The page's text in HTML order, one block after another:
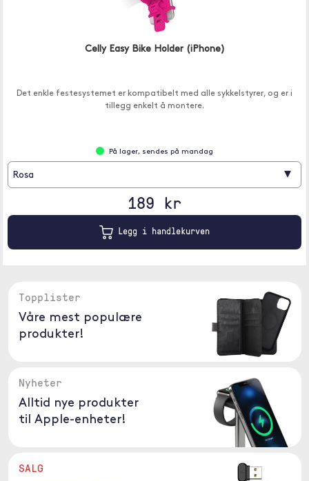
Celly Easy Bike Holder (iPhone)
Det enkle festesystemet er kompatibelt med alle sykkelstyrer, og er i
tillegg enkelt å montere.
På lager, sendes på mandag
Rosa ▾
189 kr
Legg i handlekurven
Topplister
Våre mest populære
produkter!
Nyheter
Alltid nye produkter
til Apple-enheter!
SALG